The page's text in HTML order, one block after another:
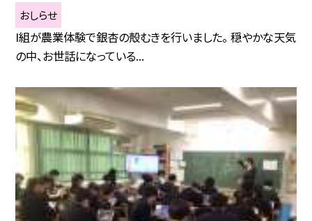
おしらせ
I組が農業体験で銀杏の殻むきを行いました。 穏やかな天気
の中、お世話になっている...